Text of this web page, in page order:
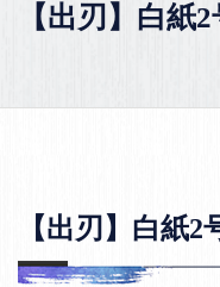
【出刃】白紙2
【出刃】白紙